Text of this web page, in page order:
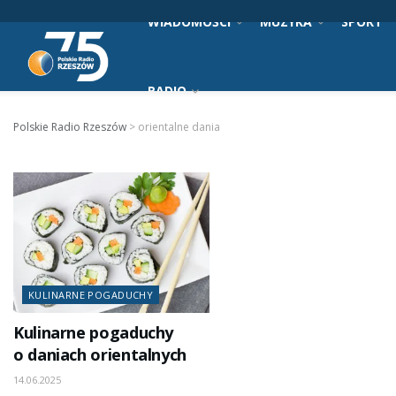
WIADOMOŚCI MUZYKA SPORT
RADIO
Polskie Radio Rzeszów > orientalne dania
KULINARNE POGADUCHY
Kulinarne pogaduchy
o daniach orientalnych
14.06.2025